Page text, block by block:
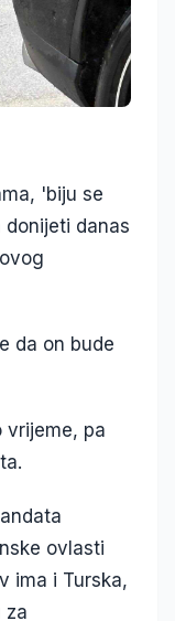
'biju se
danas
da on bude
vrijeme, pa
ovlasti
ima i Turska,
za